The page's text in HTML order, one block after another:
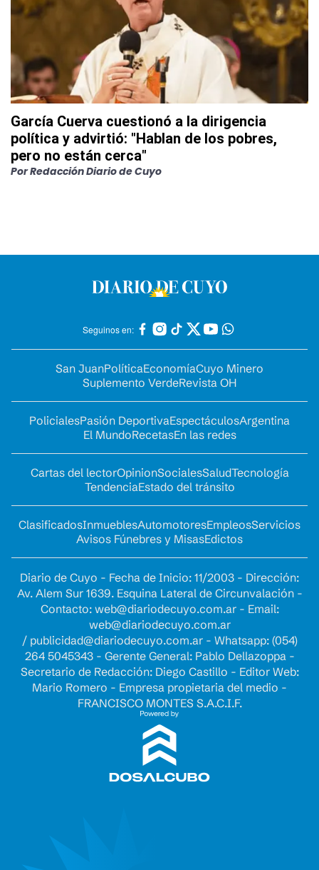
García Cuerva cuestionó a la dirigencia
política y advirtió: "Hablan de los pobres,
pero no están cerca"
PorRedacción Diario de Cuyo
Seguinos en:
San JuanPolíticaEconomíaCuyo Minero
Suplemento VerdeRevista OH
PolicialesPasión DeportivaEspectáculosArgentina
El MundoRecetasEn las redes
Cartas del lectorOpinionSocialesSaludTecnología
TendenciaEstado del tránsito
ClasificadosInmueblesAutomotoresEmpleosServicios
Avisos Fúnebres y MisasEdictos
Diario de Cuyo - Fecha de Inicio: 11/2003 - Dirección:
Av. Alem Sur 1639. Esquina Lateral de Circunvalación -
Contacto: web@diariodecuyo.com.ar- Email:
web@diariodecuyo.com.ar
/ publicidad@diariodecuyo.com.ar- Whatsapp: (054)
264 5045343 - Gerente General: Pablo Dellazoppa -
Secretario de Redacción: Diego Castillo - Editor Web:
Mario Romero - Empresa propietaria del medio -
FRANCISCO MONTES S.A.C.I.F.